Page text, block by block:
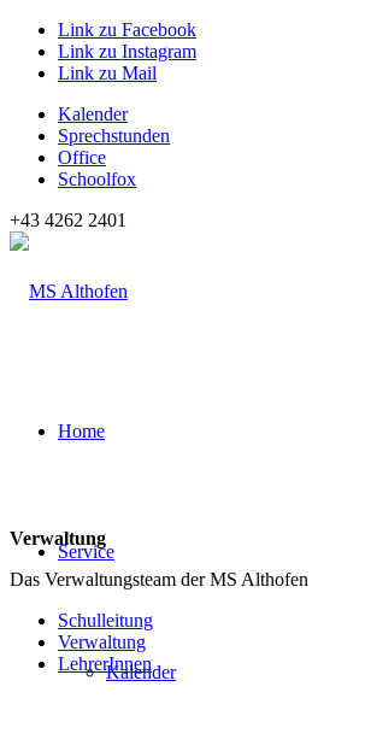
Link zu Facebook
Link zu Instagram
Link zu Mail
Kalender
Sprechstunden
Office
Schoolfox
+43 4262 2401
Home
Service
Kalender
Verwaltung
Das Verwaltungsteam der MS Althofen
Schulleitung
Verwaltung
LehrerInnen